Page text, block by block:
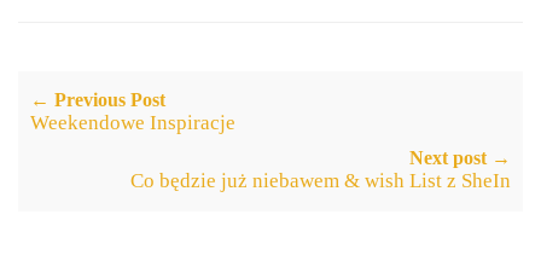
← Previous Post
Weekendowe Inspiracje
Next post →
Co będzie już niebawem & wish List z SheIn